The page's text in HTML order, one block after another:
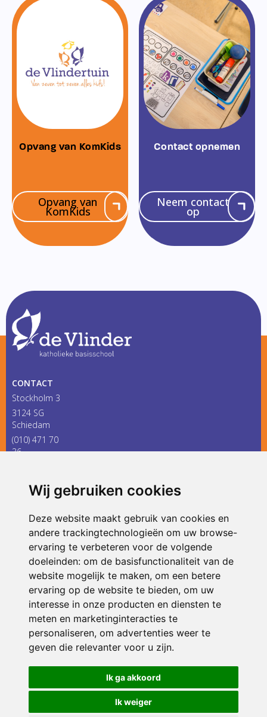
Wij gebruiken cookies
Deze website maakt gebruik van cookies en
andere trackingtechnologieën om uw browse-
ervaring te verbeteren voor de volgende
doeleinden: om de basisfunctionaliteit van de
website mogelijk te maken, om een betere
ervaring op de website te bieden, om uw
interesse in onze producten en diensten te
meten en marketinginteracties te
personaliseren, om advertenties weer te
geven die relevanter voor u zijn.
Ik ga akkoord
Ik weiger
Opvang van KomKids
Opvang van
KomKids
Contact opnemen
Neem contact
op
CONTACT
Stockholm 3
3124 SG
Schiedam
(010) 471 70
36
ONDERDEEL VAN
© 2026 De Vlinder | Alle rechten voorbehouden
Privacy policy|Disclaimer| Klachtenregeling|RSIN en Anbi
voorkeuren
Crealisatie The MindOffice